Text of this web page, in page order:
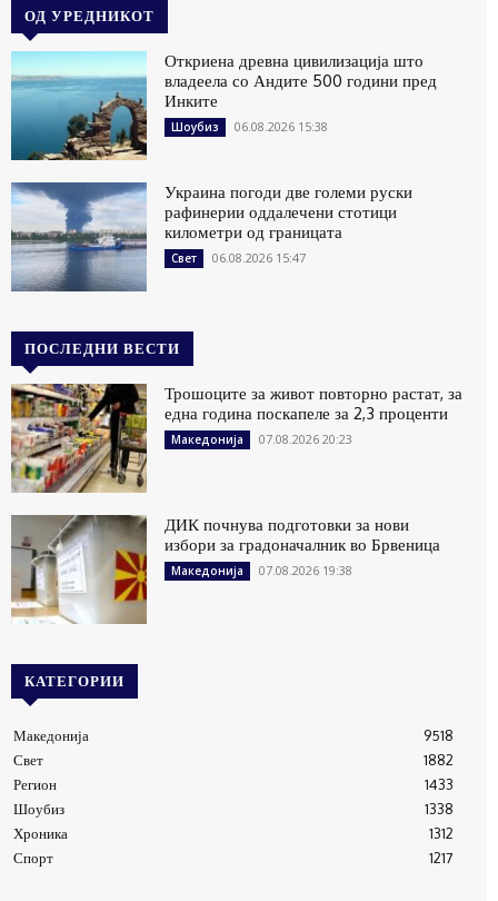
ОД УРЕДНИКОТ
Откриена древна цивилизација што
владеела со Андите 500 години пред
Инките
Шоубиз 06.08.2026 15:38
Украина погоди две големи руски
рафинерии оддалечени стотици
километри од границата
Свет 06.08.2026 15:47
ПОСЛЕДНИ ВЕСТИ
Трошоците за живот повторно растат, за
една година поскапеле за 2,3 проценти
Македонија 07.08.2026 20:23
ДИК почнува подготовки за нови
избори за градоначалник во Брвеница
Македонија 07.08.2026 19:38
КАТЕГОРИИ
Македонија
9518
Свет
1882
Регион
1433
Шоубиз
1338
Хроника
1312
Спорт
1217